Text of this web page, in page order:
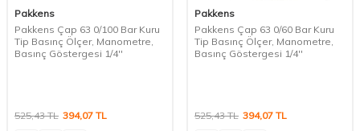
Pakkens
Pakkens Çap 63 0/100 Bar Kuru
Tip Basınç Ölçer, Manometre,
Basınç Göstergesi 1/4''
525,43TL 394,07 TL
Pakkens
Pakkens Çap 63 0/60 Bar Kuru
Tip Basınç Ölçer, Manometre,
Basınç Göstergesi 1/4''
525,43TL 394,07 TL